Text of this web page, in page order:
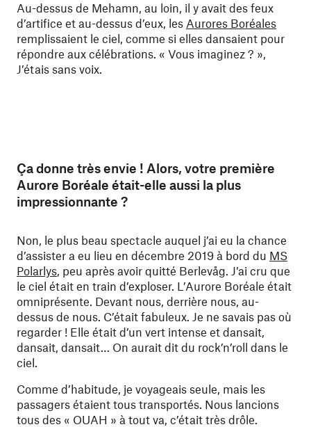
Au-dessus de Mehamn, au loin, il y avait des feux
d’artifice et au-dessus d’eux, les Aurores Boréales
remplissaient le ciel, comme si elles dansaient pour
répondre aux célébrations. « Vous imaginez ? »,
J’étais sans voix.
Ça donne très envie ! Alors, votre première
Aurore Boréale était-elle aussi la plus
impressionnante ?
Non, le plus beau spectacle auquel j’ai eu la chance
d’assister a eu lieu en décembre 2019 à bord du MS
Polarlys, peu après avoir quitté Berlevåg. J’ai cru que
le ciel était en train d’exploser. L’Aurore Boréale était
omniprésente. Devant nous, derrière nous, au-
dessus de nous. C’était fabuleux. Je ne savais pas où
regarder ! Elle était d’un vert intense et dansait,
dansait, dansait… On aurait dit du rock’n’roll dans le
ciel.
Comme d’habitude, je voyageais seule, mais les
passagers étaient tous transportés. Nous lancions
tous des « OUAH » à tout va, c’était très drôle.